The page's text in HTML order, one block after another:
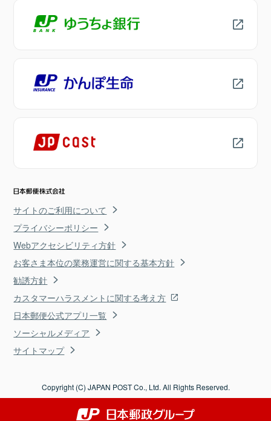
サイトのご利用について
プライバシーポリシー
Webアクセシビリティ方針
お客さま本位の業務運営に関する基本方針
勧誘方針
カスタマーハラスメントに関する考え方
日本郵便公式アプリ一覧
ソーシャルメディア
サイトマップ
Copyright (C) JAPAN POST Co., Ltd. All Rights Reserved.